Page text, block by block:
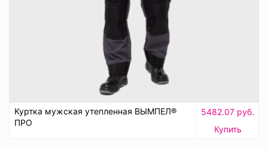
Куртка мужская утепленная ВЫМПЕЛ®
ПРО
5482.07 руб.
Купить